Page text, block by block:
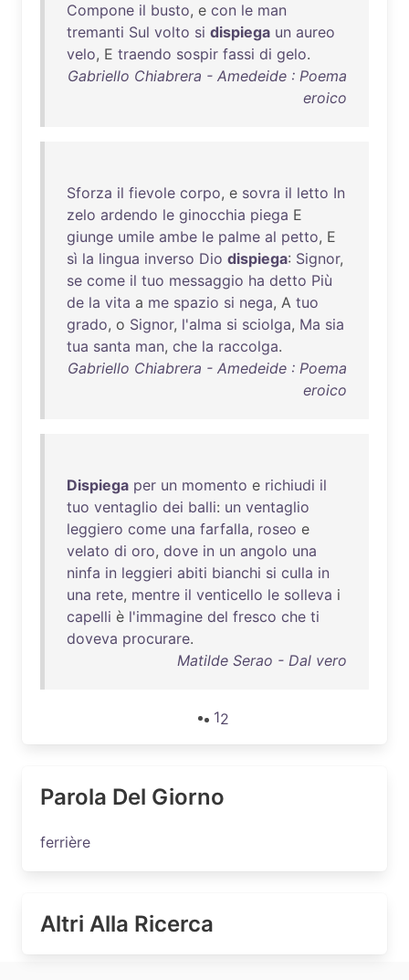
Compone il busto, e con le man
tremanti Sul volto si dispiega un aureo
velo, E traendo sospir fassi di gelo.
Gabriello Chiabrera - Amedeide : Poema
eroico
Sforza il fievole corpo, e sovra il letto In
zelo ardendo le ginocchia piega E
giunge umile ambe le palme al petto, E
sì la lingua inverso Dio dispiega: Signor,
se come il tuo messaggio ha detto Più
de la vita a me spazio si nega, A tuo
grado, o Signor, l'alma si sciolga, Ma sia
tua santa man, che la raccolga.
Gabriello Chiabrera - Amedeide : Poema
eroico
Dispiega per un momento e richiudi il
tuo ventaglio dei balli: un ventaglio
leggiero come una farfalla, roseo e
velato di oro, dove in un angolo una
ninfa in leggieri abiti bianchi si culla in
una rete, mentre il venticello le solleva i
capelli è l'immagine del fresco che ti
doveva procurare.
Matilde Serao - Dal vero
12
Parola Del Giorno
ferrière
Altri Alla Ricerca